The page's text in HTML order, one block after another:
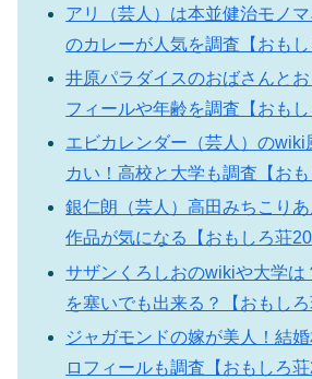
アリ（芸人）は本並健治モノ
のカレーが人気を調査【おもし
井原パラダイスのおばさんと
フィールや年齢を調査【おもし
エビカレンダー（芸人）のwiki
カい！高校と大学も調査【おも
銀仁朗（芸人）高田みちこり
作品が気になる【おもしろ荘
サザンくろしおのwikiや大学は
を塞いでも出来る？【おもしろ
ジャガモンドの嫁が美人！結
ロフィールも調査【おもしろ荘